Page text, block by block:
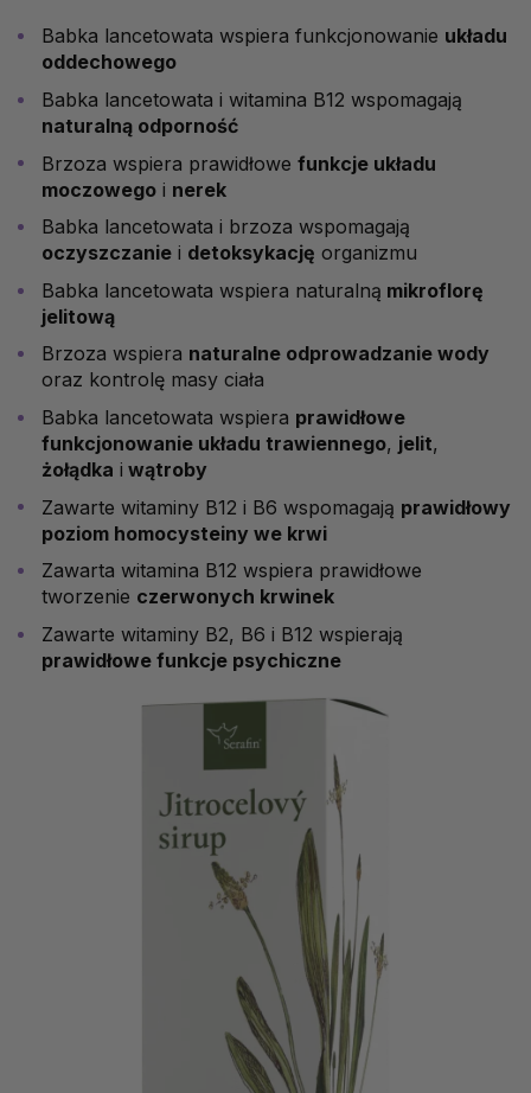
Babka lancetowata wspiera funkcjonowanie układu
oddechowego
Babka lancetowata i witamina B12 wspomagają
naturalną odporność
Brzoza wspiera prawidłowe funkcje układu
moczowego i nerek
Babka lancetowata i brzoza wspomagają
oczyszczanie i detoksykację organizmu
Babka lancetowata wspiera naturalną mikroflorę
jelitową
Brzoza wspiera naturalne odprowadzanie wody
oraz kontrolę masy ciała
Babka lancetowata wspiera prawidłowe
funkcjonowanie układu trawiennego, jelit,
żołądka i wątroby
Zawarte witaminy B12 i B6 wspomagają prawidłowy
poziom homocysteiny we krwi
Zawarta witamina B12 wspiera prawidłowe
tworzenie czerwonych krwinek
Zawarte witaminy B2, B6 i B12 wspierają
prawidłowe funkcje psychiczne